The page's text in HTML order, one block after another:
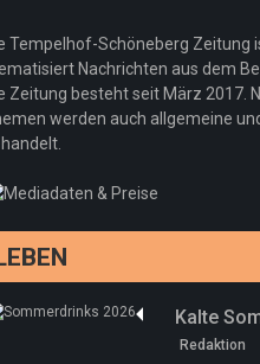
Tempelhof-Schöneberg Zeitung
Nachrichten aus dem
Zeitung besteht seit März 2017.
werden auch allgemeine
Kalte
Redaktion